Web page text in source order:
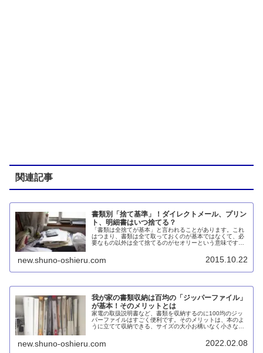
関連記事
書類別「捨て基準」！ダイレクトメール、プリン
ト、明細書はいつ捨てる？
「書類は全捨てが基本」と言われることがあります。これ
はつまり、書類は全て取っておくのが基本ではなくて、必
要なもの以外は全て捨てるのがセオリーという意味です。
new.shuno-oshieru.com 2015.10.22
我が家の書類収納は百均の「ジッパーファイル」
が基本！そのメリットとは
家電の取扱説明書など、書類を収納するのに100均のジッ
パーファイルはすごく便利です。そのメリットは、本のよ
うに立てて収納できる、サイズの大小お構いなく小さな部
落としても壊れにくい、百均なので気軽に買い揃えられる
などです。
new.shuno-oshieru.com 2022.02.08